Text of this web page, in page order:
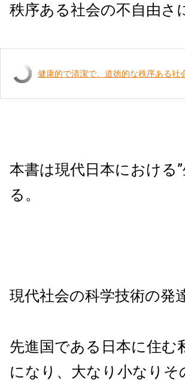
秩序ある社会の不自由さ
健康的で清潔で、道徳的な秩序ある社
本書は現代日本における
る。
現代社会の科学技術の発
先進国である日本に住
になり、大なり小なり